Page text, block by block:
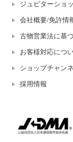
ジュピターショ
会社概要/免許情
古物営業法に基
お客様対応につ
ショップチャン
採用情報